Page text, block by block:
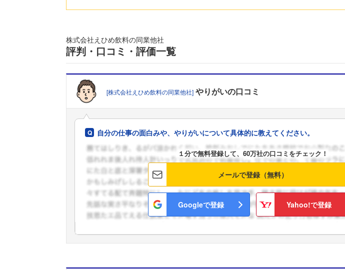
株式会社えひめ飲料の同業他社
評判・口コミ・評価一覧
[株式会社えひめ飲料の同業他社] やりがいの口コミ
自分の仕事の面白みや、やりがいについて具体的に教えてください。
１分で無料登録して、60万社の口コミをチェック！
メールで登録（無料）
Googleで登録 Yahoo!で登録